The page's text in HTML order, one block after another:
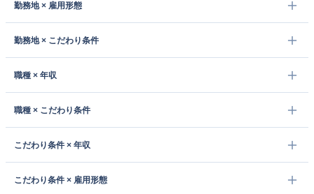
勤務地 × 雇用形態
勤務地 × こだわり条件
職種 × 年収
職種 × こだわり条件
こだわり条件 × 年収
こだわり条件 × 雇用形態